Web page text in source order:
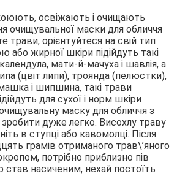
освіжають і очищають
очищувальної маски для обличчя
трави, орієнтуйтеся на свій тип
або жирної шкіри підійдуть такі
мати-й-мачуха і шавлія, а
(цвіт липи), троянда (пелюстки),
і шипшина, такі трави
для сухої і норм шкіри
маску для обличчя з
зробити дуже легко. Висохлу траву
в ступці або кавомолці. Після
грамів отриманого трав\’яного
потрібно приблизно пів
став насиченим, нехай постоїть